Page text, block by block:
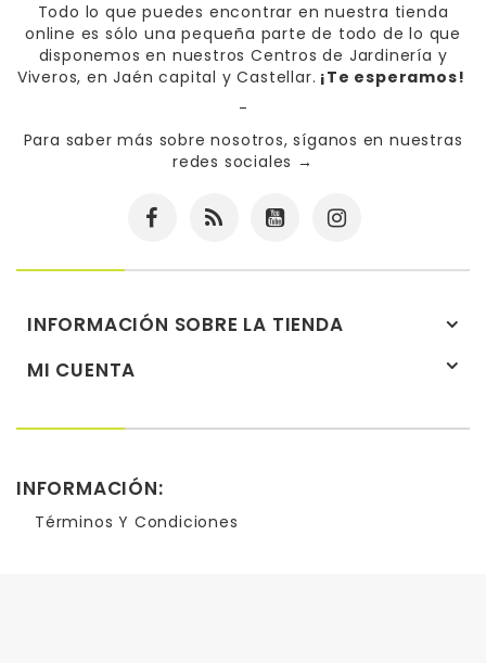
Todo lo que puedes encontrar en nuestra tienda
online es sólo una pequeña parte de todo de lo que
disponemos en nuestros Centros de Jardinería y
Viveros, en Jaén capital y Castellar. ¡Te esperamos!
-
Para saber más sobre nosotros, síganos en nuestras
redes sociales →
INFORMACIÓN SOBRE LA TIENDA
MI CUENTA
INFORMACIÓN:
Términos Y Condiciones